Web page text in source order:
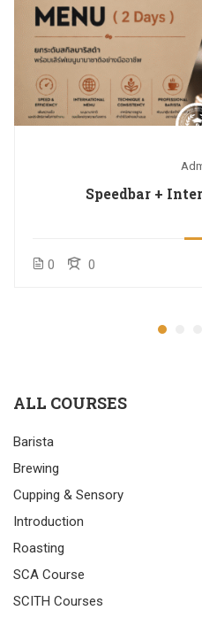
Speedbar +
0 0
ALL COURSES
Barista
Brewing
Cupping & Sensory
Introduction
Roasting
SCA Course
SCITH Courses